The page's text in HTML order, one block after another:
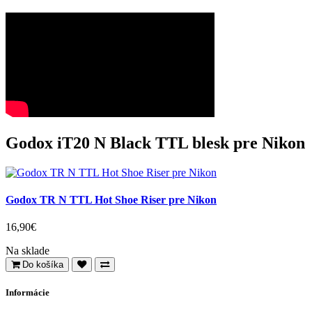
Godox iT20 N Black TTL blesk pre Nikon
Godox TR N TTL Hot Shoe Riser pre Nikon
16,90€
Na sklade
Do košíka
Informácie